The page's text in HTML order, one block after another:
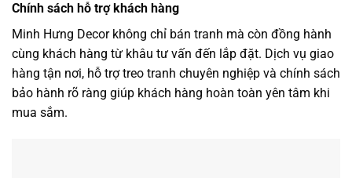
Chính sách hỗ trợ khách hàng
Minh Hưng Decor không chỉ bán tranh mà còn đồng hành
cùng khách hàng từ khâu tư vấn đến lắp đặt. Dịch vụ giao
hàng tận nơi, hỗ trợ treo tranh chuyên nghiệp và chính sách
bảo hành rõ ràng giúp khách hàng hoàn toàn yên tâm khi
mua sắm.